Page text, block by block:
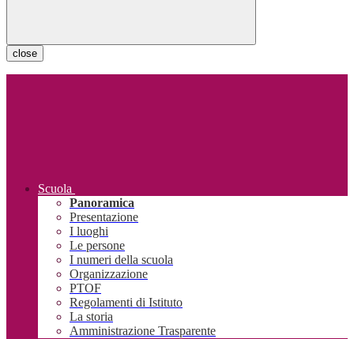
close
Scuola
Panoramica
Presentazione
I luoghi
Le persone
I numeri della scuola
Organizzazione
PTOF
Regolamenti di Istituto
La storia
Amministrazione Trasparente